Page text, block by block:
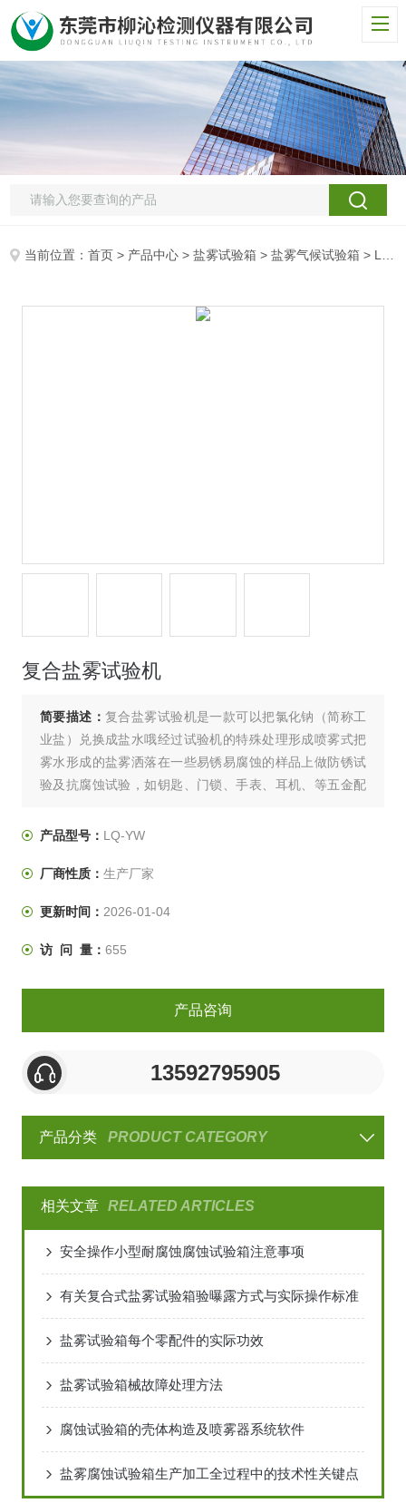
当前位置：首页 > 产品中心 >盐雾试验箱 >盐雾气候试验箱 > LQ-YW复合盐雾试验机
复合盐雾试验机
简要描述：复合盐雾试验机是一款可以把氯化钠（简称工
业盐）兑换成盐水哦经过试验机的特殊处理形成喷雾式把
雾水形成的盐雾洒落在一些易锈易腐蚀的样品上做防锈试
验及抗腐蚀试验，如钥匙、门锁、手表、耳机、等五金配
极处理、等耐蚀之产品测试。是工业行业常用到的一款试
产品型号： LQ-YW
厂商性质： 生产厂家
更新时间： 2026-01-04
访 问 量： 655
产品咨询
13592795905
产品分类 PRODUCT CATEGORY
相关文章 RELATED ARTICLES
安全操作小型耐腐蚀腐蚀试验箱注意事项
有关复合式盐雾试验箱验曝露方式与实际操作标准
盐雾试验箱每个零配件的实际功效
盐雾试验箱械故障处理方法
腐蚀试验箱的壳体构造及喷雾器系统软件
盐雾腐蚀试验箱生产加工全过程中的技术性关键点